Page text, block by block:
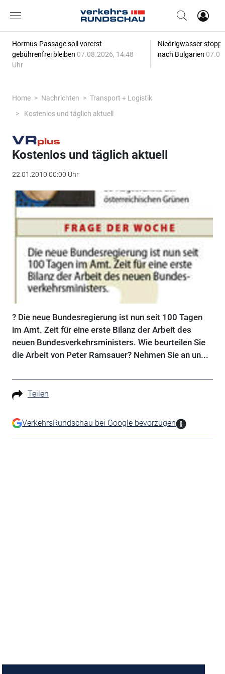
Hormus-Passage soll vorerst
gebührenfrei bleiben 07.08.2026, 14:48
Uhr
Niedrigwasser
nach Bulgarien
Home Nachrichten
Transport + Logistik
Kostenlos und täglich aktuell
Kostenlos und täglich aktuell
22.01.2010 00:00 Uhr
? Die neue Bundesregierung ist nun seit 100 Tagen
im Amt. Zeit für eine erste Bilanz der Arbeit des
neuen Bundesverkehrsministers. Wie beurteilen Sie
die Arbeit von Peter Ramsauer? Nehmen Sie an un...
Teilen
VerkehrsRundschau bei Google bevorzugen